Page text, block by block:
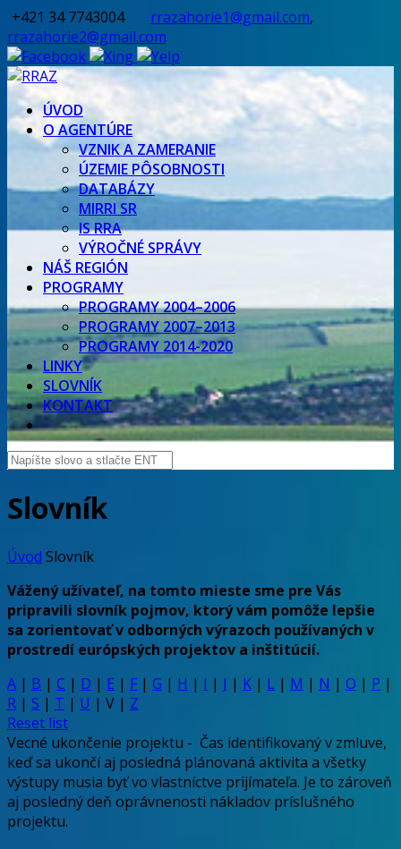
+421 34 7743004 rrazahorie1@gmail.com,
rrazahorie2@gmail.com
ÚVOD
O AGENTÚRE
VZNIK A ZAMERANIE
ÚZEMIE PÔSOBNOSTI
DATABÁZY
MIRRI SR
IS RRA
VÝROČNÉ SPRÁVY
NÁŠ REGIÓN
PROGRAMY
PROGRAMY 2004–2006
PROGRAMY 2007–2013
PROGRAMY 2014-2020
LINKY
SLOVNÍK
KONTAKT
Slovník
Úvod Slovník
Vážený užívateľ, na tomto mieste sme pre Vás
pripravili slovník pojmov, ktorý vám pomôže lepšie
sa zorientovať v odborných výrazoch používaných v
prostredí európských projektov a inštitúcií.
A | B | C | D | E | F | G | H | I | J | K | L | M | N | O | P |
R | S | T | U | V | Z
Reset list
Vecné ukončenie projektu - Čas identifikovaný v zmluve,
keď sa ukončí aj posledná plánovaná aktivita a všetky
výstupy musia byť vo vlastníctve prijímateľa. Je to zároveň
aj posledný deň oprávnenosti nákladov príslušného
projektu.